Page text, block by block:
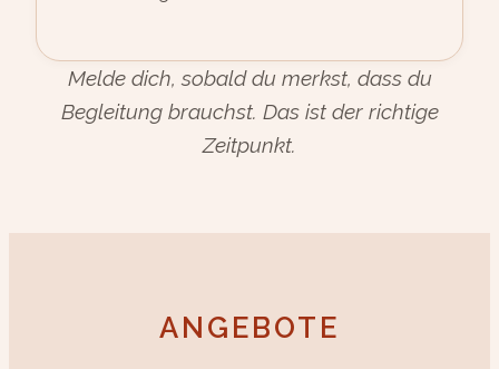
Melde dich, sobald du merkst, dass du
Begleitung brauchst. Das ist der richtige
Zeitpunkt.
ANGEBOTE